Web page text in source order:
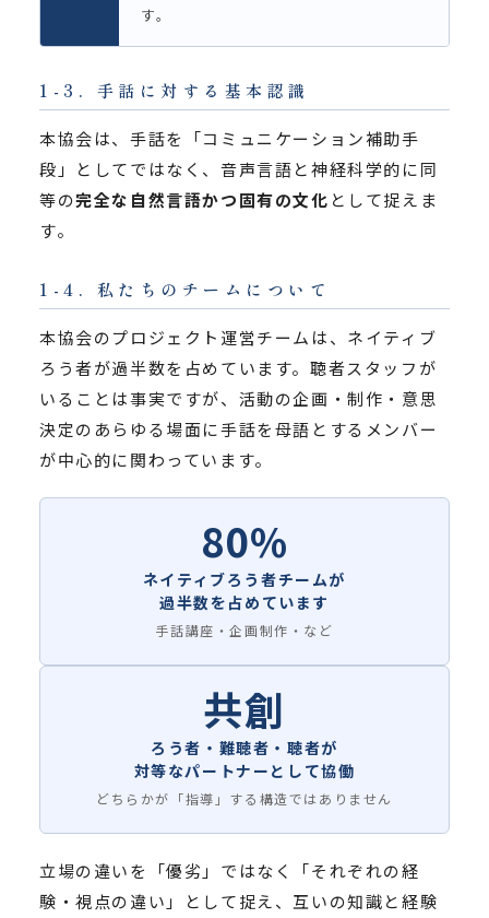
す。
1-3. 手話に対する基本認識
本協会は、手話を「コミュニケーション補助手
段」としてではなく、音声言語と神経科学的に同
等の完全な自然言語かつ固有の文化 として捉えま
す。
1-4. 私たちのチームについて
本協会のプロジェクト運営チームは、ネイティブ
ろう者が過半数を占めています。聴者スタッフが
いることは事実ですが、活動の企画・制作・意思
決定のあらゆる場面に手話を母語とするメンバー
が中心的に関わっています。
80%
ネイティブろう者チームが
過半数を占めています
手話講座・企画制作・など
共創
ろう者・難聴者・聴者が
対等なパートナーとして協働
どちらかが「指導」する構造ではありません
立場の違いを「優劣」ではなく「それぞれの経
験・視点の違い」として捉え、互いの知識と経験